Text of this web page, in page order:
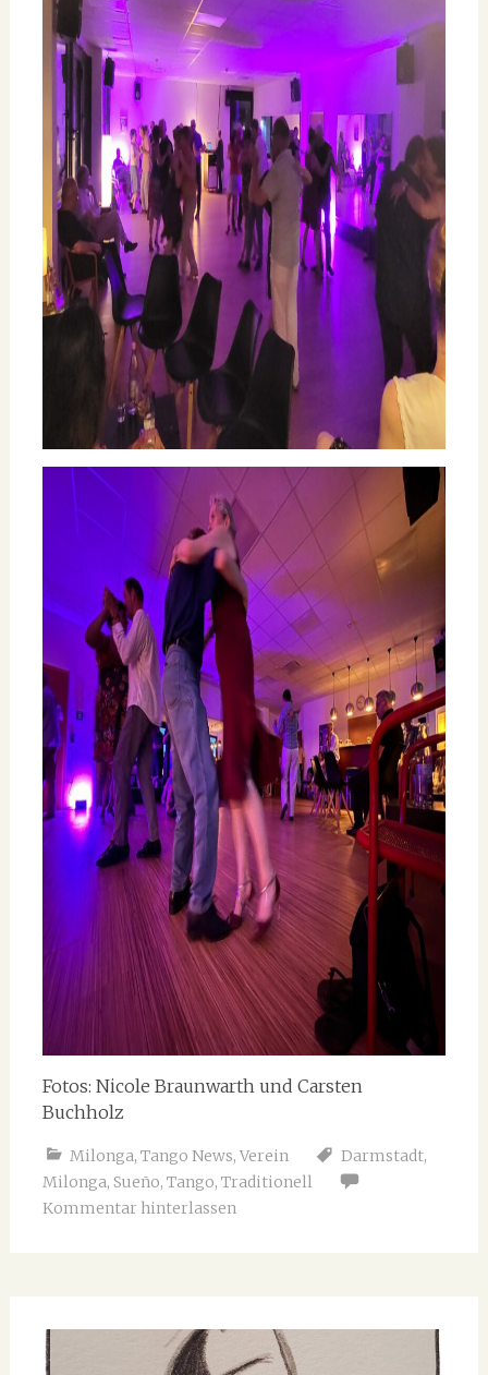
Fotos: Nicole Braunwarth und Carsten
Buchholz
Milonga, Tango News, Verein Darmstadt,
Milonga, Sueño, Tango, Traditionell
Kommentar hinterlassen